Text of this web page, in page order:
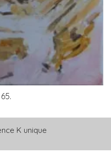
K unique